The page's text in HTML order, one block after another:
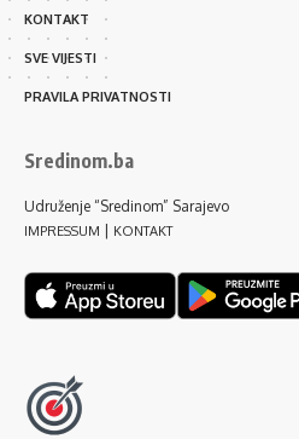
KONTAKT
SVE VIJESTI
PRAVILA PRIVATNOSTI
Sredinom.ba
Udruženje “Sredinom” Sarajevo
IMPRESSUM KONTAKT